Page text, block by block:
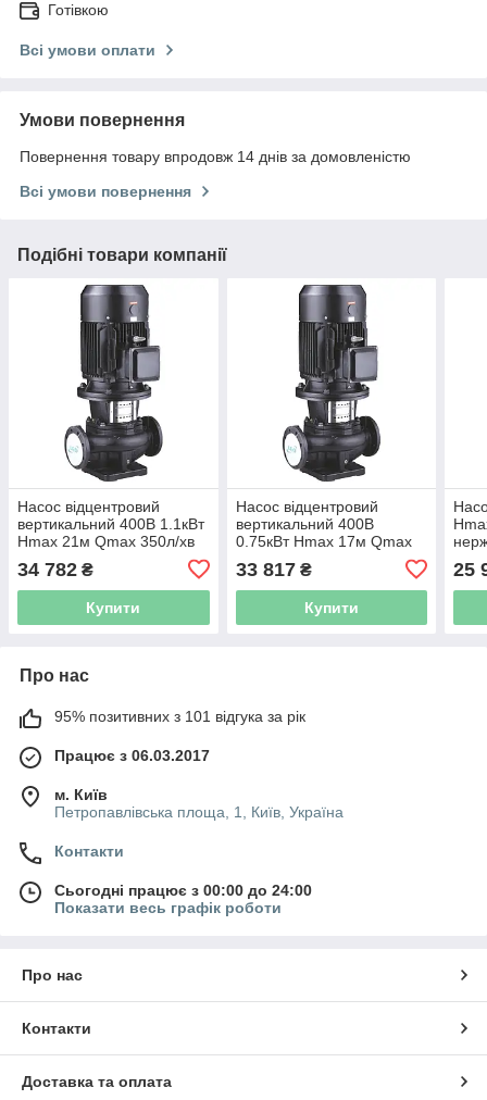
Готівкою
Всі умови оплати
Умови повернення
Повернення товару впродовж 14 днів за домовленістю
Всі умови повернення
Подібні товари компанії
Насос відцентровий
вертикальний 400В 1.1кВт
Hmax 21м Qmax 350л/хв
LEO 3.0 LPP40-17.5-1.1/2
(7714133)
34 782 ₴
Купити
Насос відцентровий
вертикальний 400В
0.75кВт Hmax 17м Qmax
275л/хв LEO 3.0 LPP40-
13-0.75/2 (7714123)
33 817₴
Купити
25
Про нас
95% позитивних з 101 відгука за рік
Працює з 06.03.2017
м. Київ
Петропавлівська площа, 1, Київ, Україна
Контакти
Сьогодні працює з 00:00 до 24:00
Показати весь графік роботи
Про нас
Контакти
Доставка та оплата